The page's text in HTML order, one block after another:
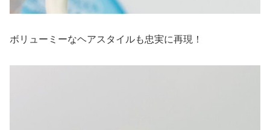
ボリューミーなヘアスタイルも忠実に再現！